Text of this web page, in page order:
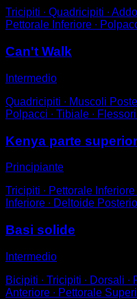
Tricipiti ∙ Quadricipiti ∙
Pettorale Inferiore ∙
Can't Walk
Intermedio
Quadricipiti ∙ Muscoli
Polpacci ∙ Tibiale ∙
Kenya parte
Principiante
Tricipiti ∙ Pettorale
Inferiore ∙ Deltoide
Basi solide
Intermedio
Bicipiti ∙ Tricipiti ∙ Dorsali
Anteriore ∙ Pettorale